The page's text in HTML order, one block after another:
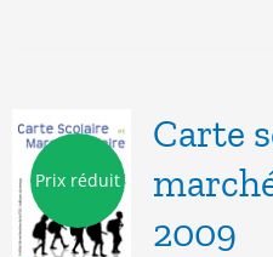
Prix réduit
Carte
2009